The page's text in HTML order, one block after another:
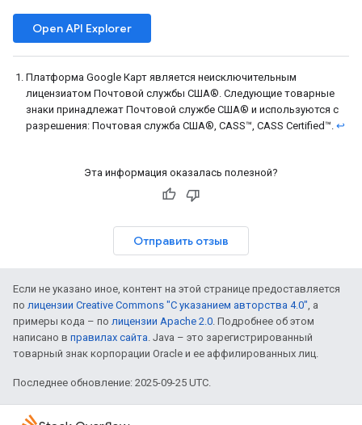
Open API Explorer
Платформа Google Карт является неисключительным
лицензиатом Почтовой службы США®. Следующие товарные
знаки принадлежат Почтовой службе США® и используются с
разрешения: Почтовая служба США®, CASS™, CASS Certified™. ↩
Эта информация оказалась полезной?
Отправить отзыв
Если не указано иное, контент на этой странице предоставляется
по лицензии Creative Commons "С указанием авторства 4.0", а
примеры кода – по лицензии Apache 2.0. Подробнее об этом
написано в правилах сайта. Java – это зарегистрированный
товарный знак корпорации Oracle и ее аффилированных лиц.
Последнее обновление: 2025-09-25 UTC.